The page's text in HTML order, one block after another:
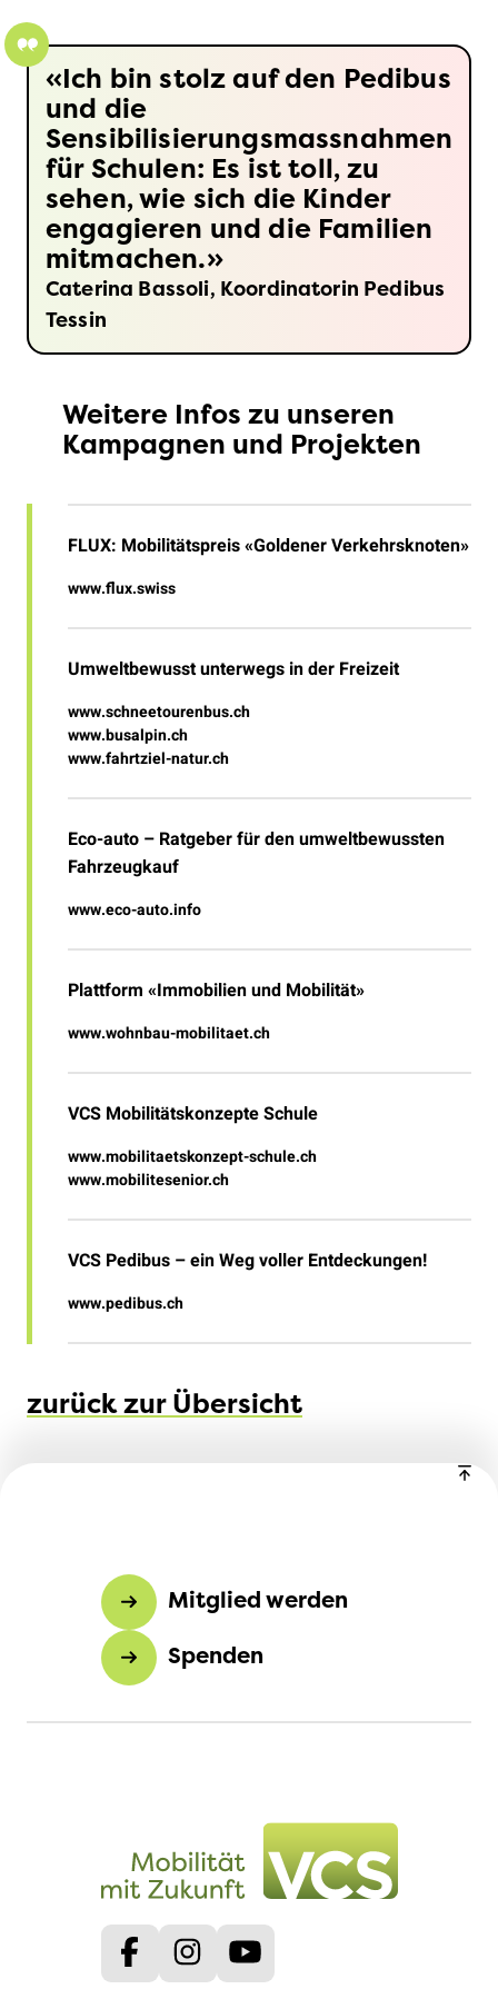
Ich bin stolz auf den Pedibus
und die
Sensibilisierungsmassnahmen
für Schulen: Es ist toll, zu
sehen, wie sich die Kinder
engagieren und die Familien
mitmachen.
Caterina Bassoli, Koordinatorin Pedibus
Tessin
Weitere Infos zu unseren
Kampagnen und Projekten
FLUX: Mobilitätspreis «Goldener Verkehrsknoten»
www.flux.swiss
Umweltbewusst unterwegs in der Freizeit
www.schneetourenbus.ch
www.busalpin.ch
www.fahrtziel-natur.ch
Eco-auto – Ratgeber für den umweltbewussten
Fahrzeugkauf
www.eco-auto.info
Plattform «Immobilien und Mobilität»
www.wohnbau-mobilitaet.ch
VCS Mobilitätskonzepte Schule
www.mobilitaetskonzept-schule.ch
www.mobilitesenior.ch
VCS Pedibus – ein Weg voller Entdeckungen!
www.pedibus.ch
zurück zur Übersicht
Mitglied werden
Spenden
FacebookInstagram